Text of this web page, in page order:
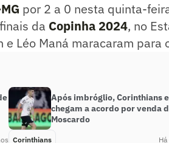
por 2 a 0 nesta quinta-
da Copinha 2024, no
Léo Maná maracaram para
Após imbróglio, Corinthians e
chegam a acordo por venda
Moscardo
Corinthians